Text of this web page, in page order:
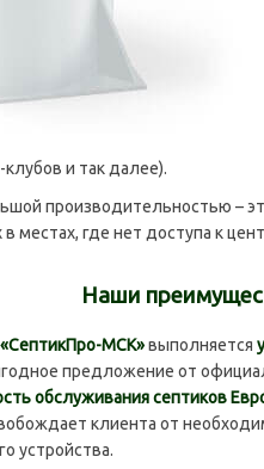
и так далее).
производительностью –
местах, где нет доступа к
Наши
«СептикПро-МСК»выполняется
предложение от
обслуживания септиков
клиента от
устройства.